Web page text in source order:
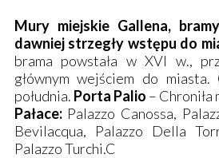
Mury miejskie Gallena,
dawniej strzegły wstępu do
brama powstała w XVI w.,
głównym wejściem do miasta.
południa. Porta Palio – Chroniła
Pałace:Palazzo Canossa,
Bevilacqua, Palazzo Della
Palazzo Turchi.C